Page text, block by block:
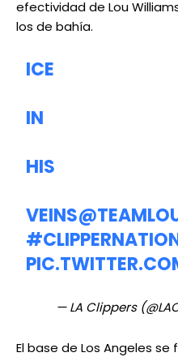
efectividad de Lou
los de bahía.
ICE
IN
HIS
VEINS
— LA Clippers
El base de Los Angeles